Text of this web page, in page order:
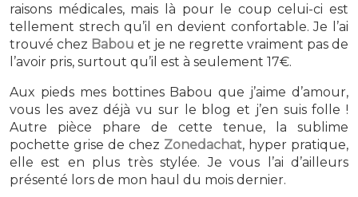
raisons médicales, mais là pour le coup celui-ci est
tellement strech qu’il en devient confortable. Je l’ai
trouvé chez Babou et je ne regrette vraiment pas de
l’avoir pris, surtout qu’il est à seulement 17€.
Aux pieds mes bottines Babou que j’aime d’amour,
vous les avez déjà vu sur le blog et j’en suis folle !
Autre pièce phare de cette tenue, la sublime
pochette grise de chez Zonedachat, hyper pratique,
elle est en plus très stylée. Je vous l’ai d’ailleurs
présenté lors de mon haul du mois dernier.